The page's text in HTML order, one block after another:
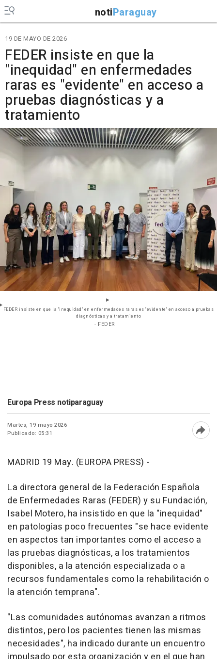
notiParaguay
19 DE MAYO DE 2026
FEDER insiste en que la
"inequidad" en enfermedades
raras es "evidente" en acceso a
pruebas diagnósticas y a
tratamiento
FEDER insiste en que la "inequidad" en enfermedades raras es "evidente" en acceso a pruebas
diagnósticas y a tratamiento
- FEDER
Europa Press notiparaguay
Martes, 19 mayo 2026
Publicado: 05:31
MADRID 19 May. (EUROPA PRESS) -
La directora general de la Federación Española
de Enfermedades Raras (FEDER) y su Fundación,
Isabel Motero, ha insistido en que la "inequidad"
en patologías poco frecuentes "se hace evidente
en aspectos tan importantes como el acceso a
las pruebas diagnósticas, a los tratamientos
disponibles, a la atención especializada o a
recursos fundamentales como la rehabilitación o
la atención temprana".
"Las comunidades autónomas avanzan a ritmos
distintos, pero los pacientes tienen las mismas
necesidades", ha indicado durante un encuentro